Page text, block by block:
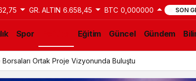
GR. ALTIN 6.658,45 BTC 0,000000 SON
Spor Eğitim Güncel Gündem
Borsaları Ortak Proje Vizyonunda Buluştu